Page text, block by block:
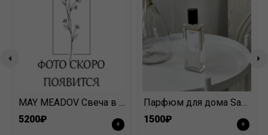
MAY MEADOV Свеча в скульптурной форме с древесным фитилем Amber noir (330 гр)
5200₽
+
Парфюм для дома Sandro 50 ml
1500₽
+